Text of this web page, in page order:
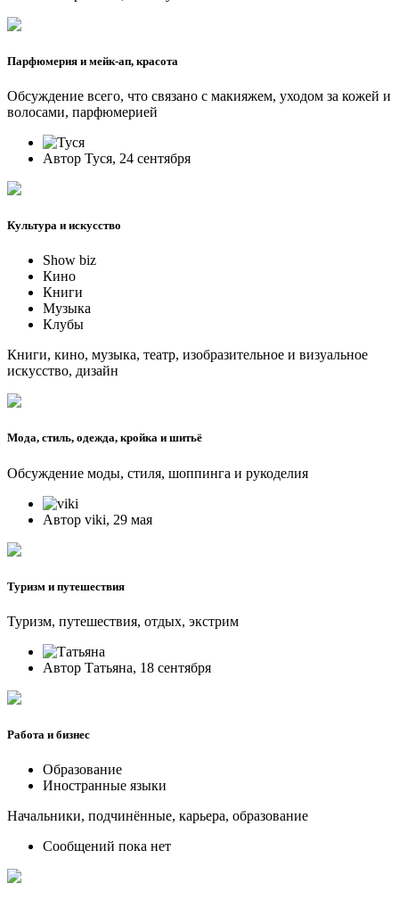
Парфюмерия и мейк-ап, красота
Обсуждение всего, что связано с макияжем, уходом за кожей и
волосами, парфюмерией
Автор Туся, 24 сентября
Культура и искусство
Show biz
Кино
Книги
Музыка
Клубы
Книги, кино, музыка, театр, изобразительное и визуальное
искусство, дизайн
Мода, стиль, одежда, кройка и шитьё
Обсуждение моды, стиля, шоппинга и рукоделия
Автор viki, 29 мая
Туризм и путешествия
Туризм, путешествия, отдых, экстрим
Автор Татьяна, 18 сентября
Работа и бизнес
Образование
Иностранные языки
Начальники, подчинённые, карьера, образование
Сообщений пока нет